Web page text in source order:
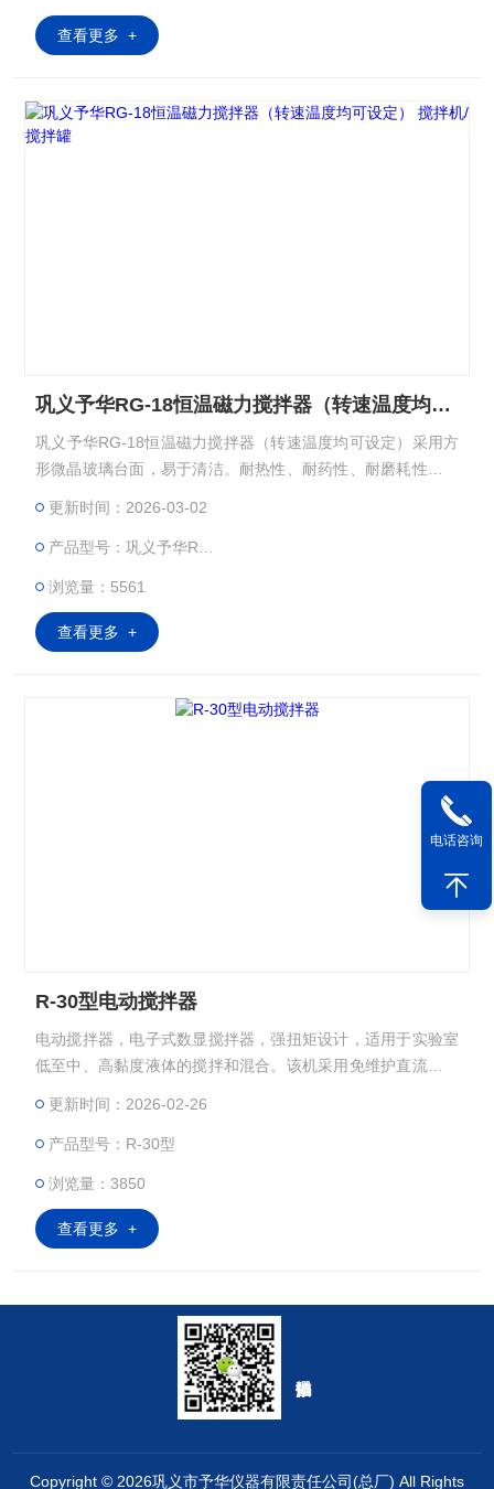
查看更多 +
巩义予华RG-18恒温磁力搅拌器（转速温度均可设定） 搅拌机/搅拌罐
巩义予华RG-18恒温磁力搅拌器（转速温度均可设定）采用方
形微晶玻璃台面，易于清洁。耐热性、耐药性、耐磨耗性都非
更新时间：2026-03-02
产品型号：巩义予华RG-18
浏览量：5561
查看更多 +
R-30型电动搅拌器
电动搅拌器，电子式数显搅拌器，强扭矩设计，适用于实验室
低至中、高黏度液体的搅拌和混合。该机采用免维护直流无刷
迅速均匀地散热，精确设计的空心轴可使搅拌杆自由插入并上
更新时间：2026-02-26
产品型号：R-30型
浏览量：3850
查看更多 +
Copyright © 2026巩义市予华仪器有限责任公司(总厂) All Rights
电话咨询